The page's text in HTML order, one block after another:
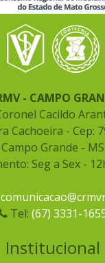
- CAMPO
Cacildo
Cachoeira - Cep:
Campo Grande - MS
Seg a Sex -
Tel: (67) 3331-
Institucional